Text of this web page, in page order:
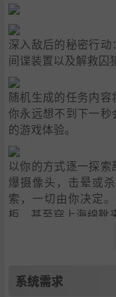
深入敌后的秘密行
间谍装置以及解救囚
随机生成的任务内容
你永远想不到下一
的游戏体验。
以你的方式逐一探
爆摄像头，击晕或
索，一切由你决定
柜，甚至穿上海绵靴
本作鼓励潜行行动
仪、狙击枪、电击
系统需求